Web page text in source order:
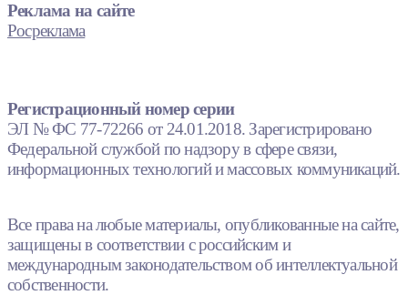
Реклама на сайте
Росреклама
Регистрационный номер серии
ЭЛ № ФС 77-72266 от 24.01.2018. Зарегистрировано
Федеральной службой по надзору в сфере связи,
информационных технологий и массовых коммуникаций.
Все права на любые материалы, опубликованные на сайте,
защищены в соответствии с российским и
международным законодательством об интеллектуальной
собственности.